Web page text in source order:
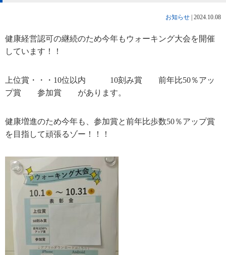
お知らせ 2024.10.08
健康経営認可の継続のため今年もウォーキング大会を開催
しています！！
上位賞・・・10位以内 10刻み賞 前年比50％アッ
プ賞 参加賞 があります。
健康増進のため今年も、参加賞と前年比歩数50％アップ賞
を目指して頑張るゾー！！！